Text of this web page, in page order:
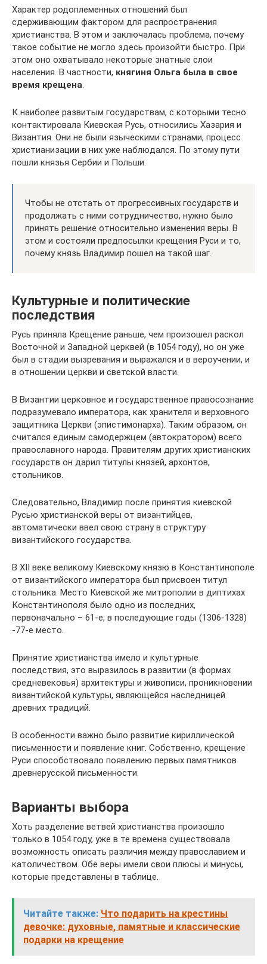
Характер родоплеменных отношений был
сдерживающим фактором для распространения
христианства. В этом и заключалась проблема, почему
такое событие не могло здесь произойти быстро. При
этом оно охватывало некоторые знатные слои
населения. В частности, княгиня Ольга была в свое
время крещена.
К наиболее развитым государствам, с которыми тесно
контактировала Киевская Русь, относились Хазария и
Византия. Они не были языческими странами, процесс
христианизации в них уже наблюдался. По этому пути
пошли князья Сербии и Польши.
Чтобы не отстать от прогрессивных государств и
продолжать с ними сотрудничество, нужно было
принять решение относительно изменения веры. В
этом и состояли предпосылки крещения Руси и то,
почему князь Владимир пошел на такой шаг.
Культурные и политические
последствия
Русь приняла Крещение раньше, чем произошел раскол
Восточной и Западной церквей (в 1054 году), но он уже
был в стадии вызревания и выражался и в вероучении, и
в отношении церкви и светской власти.
В Византии церковное и государственное правосознание
подразумевало императора, как хранителя и верховного
защитника Церкви (эпистимонарха). Таким образом, он
считался единым самодержцем (автократором) всего
православного народа. Правителям других христианских
государств он дарил титулы князей, архонтов,
стольников.
Следовательно, Владимир после принятия киевской
Русью христианской веры от византийцев,
автоматически ввел свою страну в структуру
византийского государства.
В XII веке великому Киевскому князю в Константинополе
от византийского императора был присвоен титул
стольника. Место Киевской же митрополии в диптихах
Константинополя было одно из последних,
первоначально – 61-е, в последующие годы (1306-1328)
-77-е место.
Принятие христианства имело и культурные
последствия, это выразилось в развитии (в формах
средневековья) архитектуры и живописи, проникновении
византийской культуры, являющейся наследницей
древних традиций.
В особенности важно было развитие кириллической
письменности и появление книг. Собственно, крещение
Руси способствовало появлению первых памятников
древнерусской письменности.
Варианты выбора
Хоть разделение ветвей христианства произошло
только в 1054 году, уже в те времена существовала
возможность описать различия между православием и
католичеством. Обе веры имели свои плюсы и минусы,
которые представлены в таблице.
Читайте также: Что подарить на крестины
девочке: духовные, памятные и классические
подарки на крещение